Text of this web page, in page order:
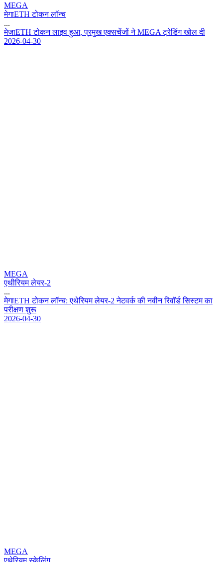
MEGA
मेगाETH टोकन लॉन्च
...
मजETH टकन लइव हआ, परमख एकसचज न MEGA टरडग खल द
2026-04-30
MEGA
एथीरियम लेयर-2
...
मगETH टकन लनच: एथरयम लयर-2 नटवर क नवन रवर ससटम क
परकण शर
2026-04-30
MEGA
एथेरियम स्केलिंग